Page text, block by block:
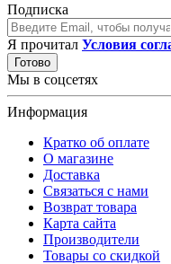
Подписка
Я прочитал Условия
Готово
Мы в соцсетях
Информация
Кратко об оплате
О магазине
Доставка
Связаться с нами
Возврат товара
Карта сайта
Производители
Товары со скидкой